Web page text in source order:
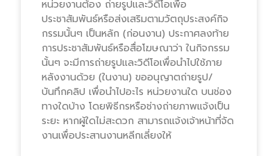
หน่วยงานต้อง ถ่ายรูปและวิดีโอเพื่อ
ประชาสัมพันธ์หรือส่งเสริมตามวัตถุประสงค์กิจ
กรรมนั้นๆ เป็นหลัก (ก่อนงาน) ประกาศลงท้าย
การประชาสัมพันธ์หรือสื่อโฆษณาว่า ในกิจกรรม
นั้นๆ จะมีการถ่ายรูปและวิดีโอเพื่อนำไปใช้ภาย
หลังงานด้วย (ในงาน) ขออนุญาตถ่ายรูป/
บันทึกคลิป เพื่อนำไปอะไร หน่วยงานใด บนช่อง
ทางใดบ้าง โดยพิธีกรหรือช่างถ่ายภาพแจ้งเป็น
ระยะ หากผู้ใดไม่สะดวก สามารถแจ้งเจ้าหน้าที่จัด
งานเพื่อประสานงานหลีกเลี่ยงให้